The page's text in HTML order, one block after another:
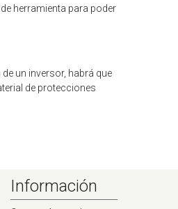
herramienta para poder
un inversor, habrá que
de protecciones
Información